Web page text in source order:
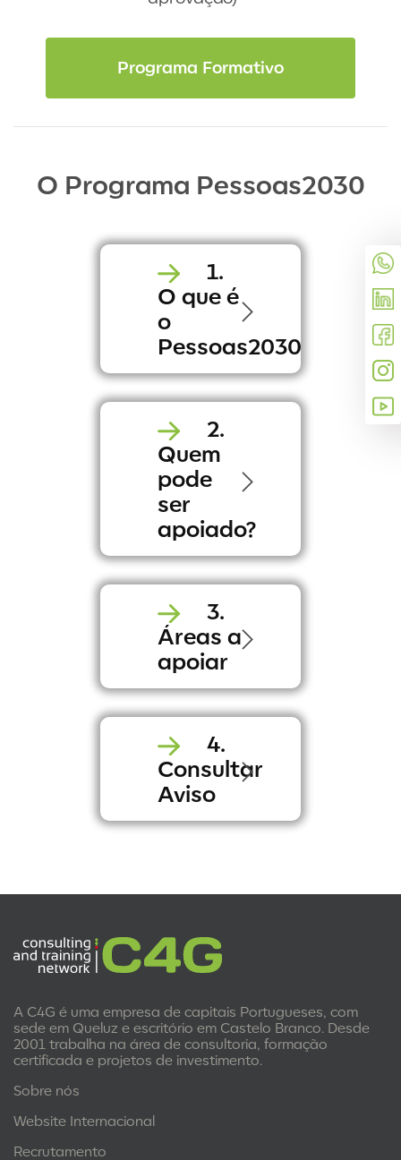
Programa Formativo
O Programa Pessoas2030
1.
O que é
o
Pessoas2030?
2.
Quem
pode
ser
apoiado?
3.
Áreas a
apoiar
4.
Consultar
Aviso
A C4G é uma empresa de capitais Portugueses, com
sede em Queluz e escritório em Castelo Branco. Desde
2001 trabalha na área de consultoria, formação
certificada e projetos de investimento.
Sobre nós
Website Internacional
Recrutamento